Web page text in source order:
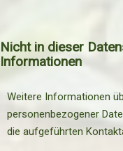
Nicht in dieser
Informationen
Weitere Informationen
personenbezogener
die aufgeführten